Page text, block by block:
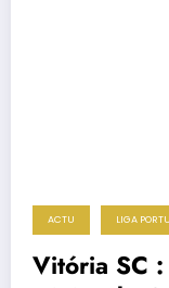
ACTU LIGA
Vitória SC